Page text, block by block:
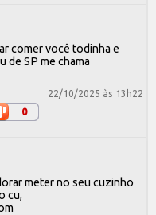
comer você todinha e
de SP me chama
22/10/2025 às 13h22
0
meter no seu cuzinho
cu,